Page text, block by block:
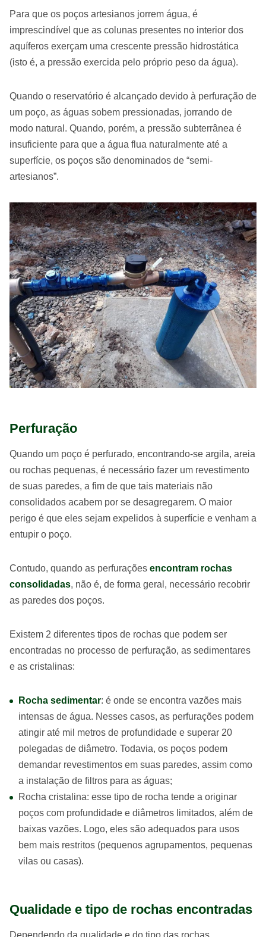
Para que os poços artesianos jorrem água, é
imprescindível que as colunas presentes no interior dos
aquíferos exerçam uma crescente pressão hidrostática
(isto é, a pressão exercida pelo próprio peso da água).
Quando o reservatório é alcançado devido à perfuração de
um poço, as águas sobem pressionadas, jorrando de
modo natural. Quando, porém, a pressão subterrânea é
insuficiente para que a água flua naturalmente até a
superfície, os poços são denominados de “semi-
artesianos”.
Perfuração
Quando um poço é perfurado, encontrando-se argila, areia
ou rochas pequenas, é necessário fazer um revestimento
de suas paredes, a fim de que tais materiais não
consolidados acabem por se desagregarem. O maior
perigo é que eles sejam expelidos à superfície e venham a
entupir o poço.
Contudo, quando as perfurações encontram rochas
consolidadas, não é, de forma geral, necessário recobrir
as paredes dos poços.
Existem 2 diferentes tipos de rochas que podem ser
encontradas no processo de perfuração, as sedimentares
e as cristalinas:
Rocha sedimentar: é onde se encontra vazões mais
intensas de água. Nesses casos, as perfurações podem
atingir até mil metros de profundidade e superar 20
polegadas de diâmetro. Todavia, os poços podem
demandar revestimentos em suas paredes, assim como
a instalação de filtros para as águas;
Rocha cristalina: esse tipo de rocha tende a originar
poços com profundidade e diâmetros limitados, além de
baixas vazões. Logo, eles são adequados para usos
bem mais restritos (pequenos agrupamentos, pequenas
vilas ou casas).
Qualidade e tipo de rochas encontradas
Dependendo da qualidade e do tipo das rochas